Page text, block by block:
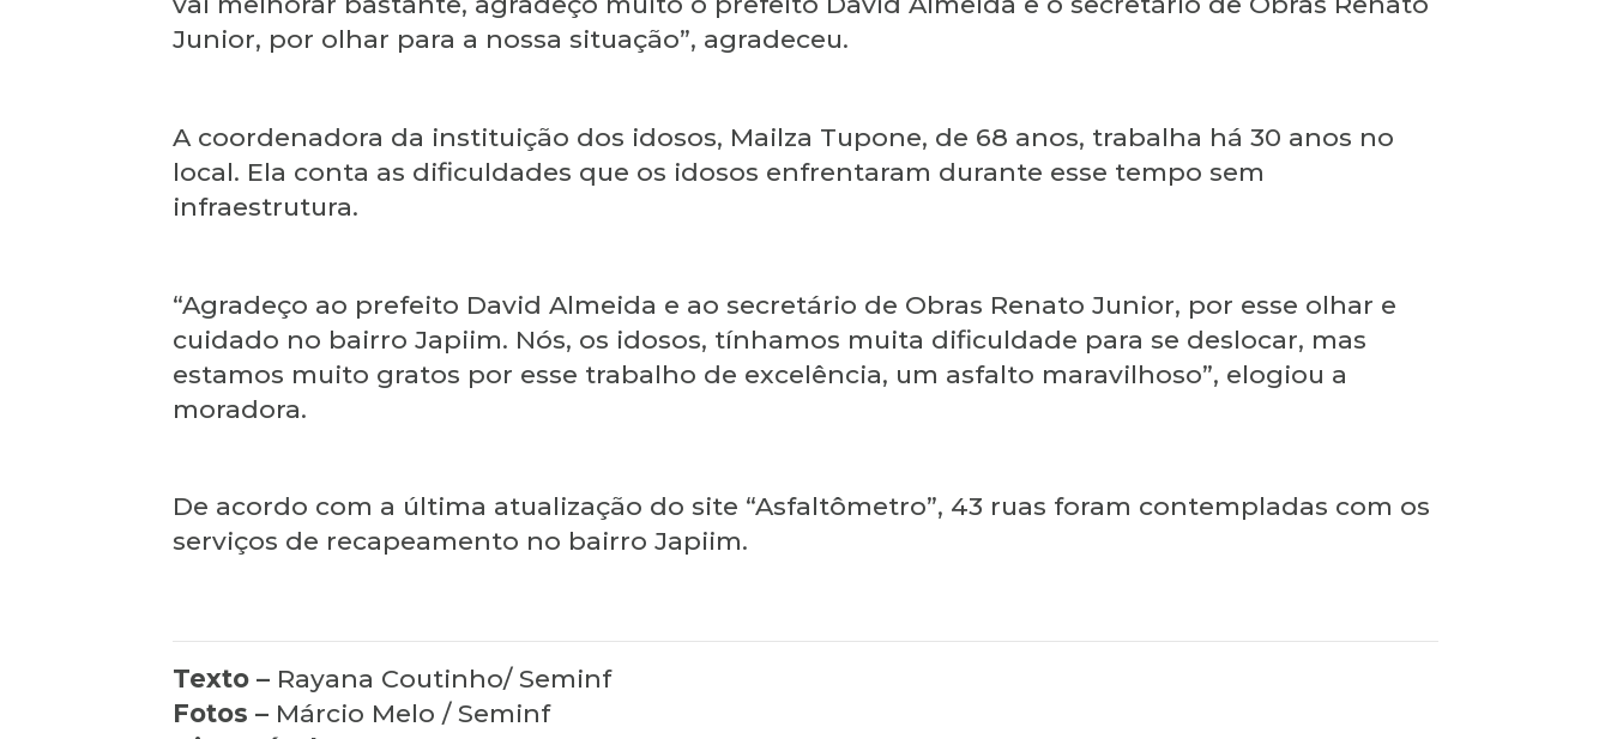
Junior, por olhar para a nossa situação”, agradeceu.
A coordenadora da instituição dos idosos, Mailza Tupone, de 68 anos, trabalha há 30 anos no
local. Ela conta as dificuldades que os idosos enfrentaram durante esse tempo sem
infraestrutura.
“Agradeço ao prefeito David Almeida e ao secretário de Obras Renato Junior, por esse olhar e
cuidado no bairro Japiim. Nós, os idosos, tínhamos muita dificuldade para se deslocar, mas
estamos muito gratos por esse trabalho de excelência, um asfalto maravilhoso”, elogiou a
moradora.
De acordo com a última atualização do site “Asfaltômetro”, 43 ruas foram contempladas com os
serviços de recapeamento no bairro Japiim.
Texto – Rayana Coutinho/ Seminf
Fotos – Márcio Melo / Seminf